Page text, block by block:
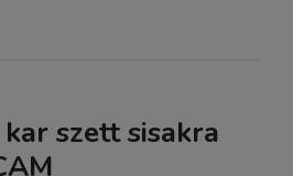
szett sisakra